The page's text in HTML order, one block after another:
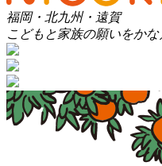
福岡・北九州・遠賀
こどもと家族の願いをかな